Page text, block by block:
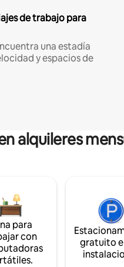
de trabajo para
una estadía
y espacios de
alquileres
para
con
gratuito